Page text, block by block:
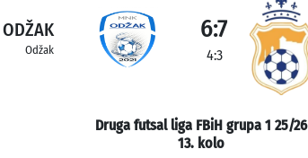
Odžak
6:7
4:3
Druga futsal liga FBiH grupa 1 25/26
13. kolo